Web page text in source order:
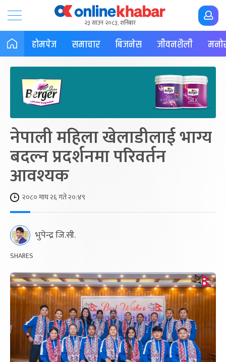
२३ साउन २०८३, शनिबार
होमपेज समाचार बिजनेस जीवनशैली
नेपाली महिला खेलाडीलाई भाग्य
बदल्न प्रदर्शनमा परिवर्तन
आवश्यक
२०८० माघ २६ गते २०:४९
भुपेन्द्र जि.सी.
SHARES